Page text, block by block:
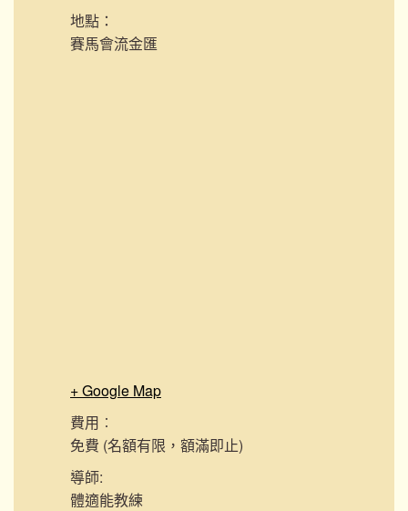
地點：
賽馬會流金匯
+ Google Map
費用︰
免費 (名額有限，額滿即止)
導師:
體適能教練